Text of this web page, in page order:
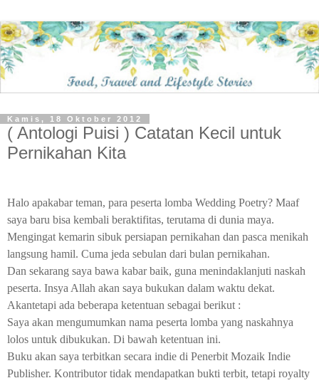
Kamis, 18 Oktober 2012
( Antologi Puisi ) Catatan Kecil untuk
Pernikahan Kita
Halo apakabar teman, para peserta lomba Wedding Poetry? Maaf
saya baru bisa kembali beraktifitas, terutama di dunia maya.
Mengingat kemarin sibuk persiapan pernikahan dan pasca menikah
langsung hamil. Cuma jeda sebulan dari bulan pernikahan.
Dan sekarang saya bawa kabar baik, guna menindaklanjuti naskah
peserta. Insya Allah akan saya bukukan dalam waktu dekat.
Akantetapi ada beberapa ketentuan sebagai berikut :
Saya akan mengumumkan nama peserta lomba yang naskahnya
lolos untuk dibukukan. Di bawah ketentuan ini.
Buku akan saya terbitkan secara indie di Penerbit Mozaik Indie
Publisher. Kontributor tidak mendapatkan bukti terbit, tetapi royalty